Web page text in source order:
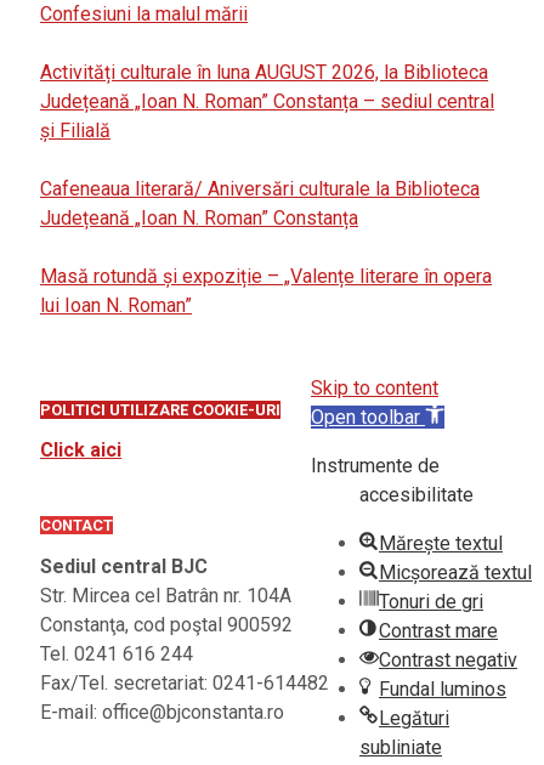
Confesiuni la malul mării
Activități culturale în luna AUGUST 2026, la Biblioteca
Județeană „Ioan N. Roman” Constanța – sediul central
și Filială
Cafeneaua literară/ Aniversări culturale la Biblioteca
Județeană „Ioan N. Roman” Constanța
Masă rotundă și expoziție – „Valențe literare în opera
lui Ioan N. Roman”
POLITICI UTILIZARE COOKIE-URI
Click aici
CONTACT
Sediul central BJC
Str. Mircea cel Batrân nr. 104A
Constanţa, cod poştal 900592
Tel. 0241 616 244
Fax/Tel. secretariat: 0241-614482
E-mail: office@bjconstanta.ro
Skip to content
Open toolbar
Instrumente de
accesibilitate
Mărește textul
Micșorează textul
Tonuri de gri
Contrast mare
Contrast negativ
Fundal luminos
Legături
subliniate